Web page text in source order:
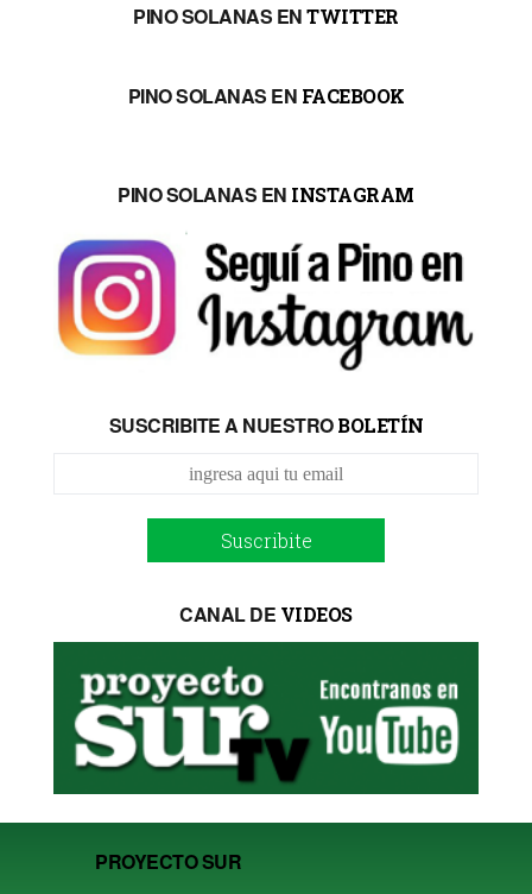
PINO SOLANAS ENTWITTER
PINO SOLANAS EN FACEBOOK
PINO SOLANAS EN INSTAGRAM
SUSCRIBITE A NUESTROBOLETÍN
Suscribite
CANAL DE VIDEOS
PROYECTO SUR